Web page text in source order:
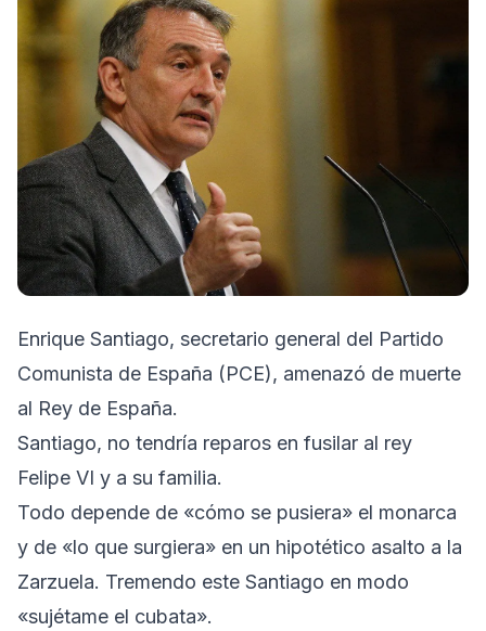
Enrique Santiago, secretario general del Partido
Comunista de España (PCE), amenazó de muerte
al Rey de España.
Santiago, no tendría reparos en fusilar al rey
Felipe VI y a su familia.
Todo depende de «cómo se pusiera» el monarca
y de «lo que surgiera» en un hipotético asalto a la
Zarzuela. Tremendo este Santiago en modo
«sujétame el cubata».